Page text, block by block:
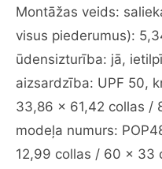
pludmalei,
makšķerēšanai
Montāžas veids:
visus piederumus):
ūdensizturība: jā,
aizsardzība: UPF 50,
33,86 x 61,42 collas /
modeļa numurs:
12,99 collas / 60 x 33